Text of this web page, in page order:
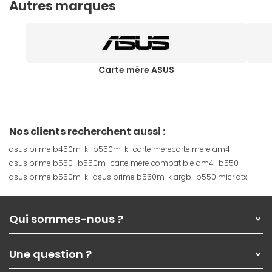
Autres marques
Carte mère ASUS
Nos clients recherchent aussi :
asus prime b450m-k b550m-k carte merecarte mere am4
asus prime b550 b550m carte mere compatible am4 b550
asus prime b550m-k asus prime b550m-k argb b550 micr atx
Qui sommes-nous ?
Nos services
Une question ?